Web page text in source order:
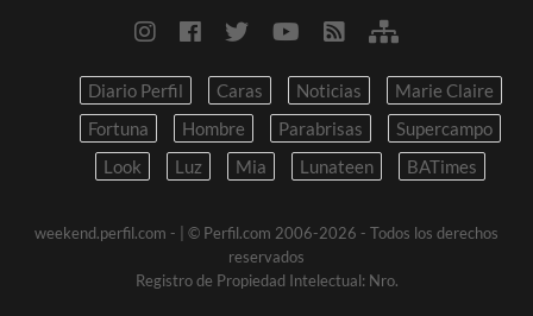
Diario Perfil Caras Noticias
Marie Claire
Fortuna
Hombre Parabrisas
Supercampo
Look
Luz Mia Lunateen BATimes
weekend.perfil.com -
| © Perfil.com 2006-2026 - Todos los derechos
reservados
Registro de Propiedad Intelectual: Nro.